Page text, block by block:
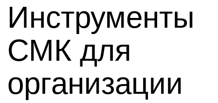
Инструменты
СМК для
организации